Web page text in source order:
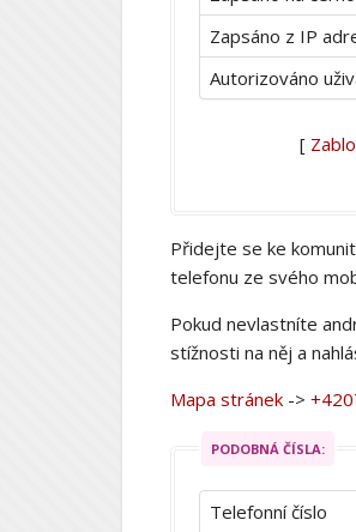
Zapsáno z IP
Autorizováno
[
Přidejte se ke
telefonu ze svého
Pokud nevlastníte
stížnosti na něj a
Mapa stránek ->
PODOBNÁ ČÍSLA:
Telefonní číslo